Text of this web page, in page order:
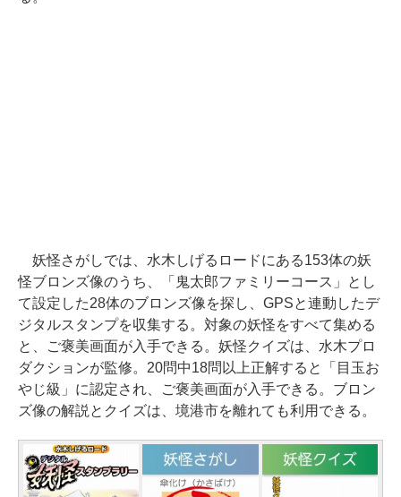
妖怪さがしでは、水木しげるロードにある153体の妖
怪ブロンズ像のうち、「鬼太郎ファミリーコース」とし
て設定した28体のブロンズ像を探し、GPSと連動したデ
ジタルスタンプを収集する。対象の妖怪をすべて集める
と、ご褒美画面が入手できる。妖怪クイズは、水木プロ
ダクションが監修。20問中18問以上正解すると「目玉お
やじ級」に認定され、ご褒美画面が入手できる。ブロン
ズ像の解説とクイズは、境港市を離れても利用できる。